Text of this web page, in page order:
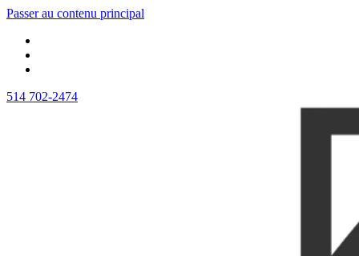
Passer au contenu principal
514 702-2474